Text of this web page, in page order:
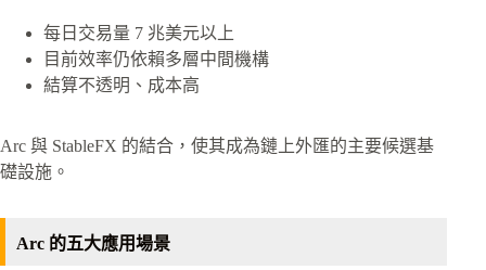
每日交易量 7 兆美元以上
目前效率仍依賴多層中間機構
結算不透明、成本高
Arc 與 StableFX 的結合，使其成為鏈上外匯的主要候選基
礎設施。
Arc 的五大應用場景